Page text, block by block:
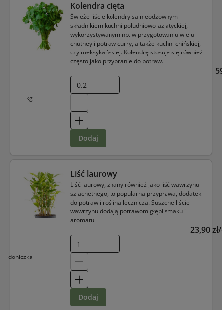
Kolendra cięta
Świeże liście kolendry są nieodzownym
składnikiem kuchni południowo-azjatyckiej,
wykorzystywanym np. w przygotowaniu wielu
chutney i potraw curry, a także kuchni chińskiej,
czy meksykańskiej. Kolendrę stosuje się również
często jako przybranie do potraw.
kg
dodaj
Liść laurowy
Liść laurowy, znany również jako liść wawrzynu
szlachetnego, to popularna przyprawa, dodatek
do potraw i roślina lecznicza. Suszone liście
wawrzynu dodają potrawom głębi smaku i
aromatu
23,90
doniczka
dodaj